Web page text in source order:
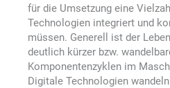
für die Umsetzung eine
Technologien integriert und
müssen. Generell ist der
deutlich kürzer bzw.
Komponentenzyklen im
Digitale Technologien